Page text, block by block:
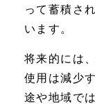
って蓄積さ
います。
将来的には
使用は減少
途や地域で